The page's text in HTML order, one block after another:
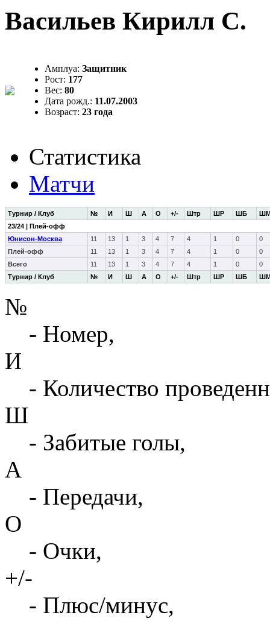
Васильев Кирилл С.
Амплуа: Защитник
Рост: 177
Вес: 80
Дата рожд.: 11.07.2003
Возраст: 23 года
Статистика
Матчи
Турнир / Клуб № И Ш А О +/- Штр ШР ШБ
Турнир / Клуб № И Ш А О +/- Штр ШР ШБ
23/24 | Плей-офф
Юнисон-Москва
11 13 1 3 4 7 4 1 0
0
Плей-офф
11 13 1 3 4 7 4 1 0
0
Всего
11 13 1 3 4 7 4 1 0 0
№
- Номер,
И
- Количество
Ш
- Забитые голы,
А
- Передачи,
О
- Очки,
+/-
- Плюс/минус,